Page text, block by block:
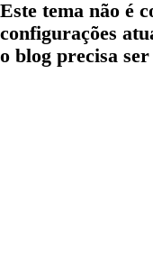
Este tema não é
configurações
o blog precisa